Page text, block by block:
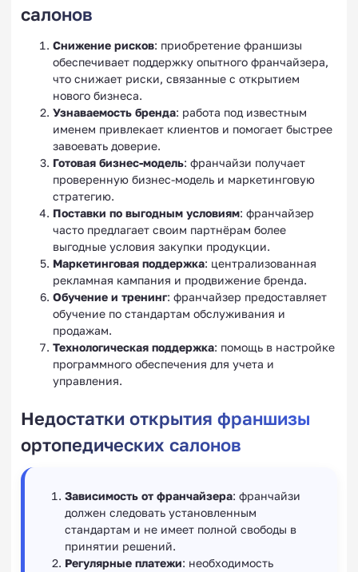
салонов
Снижение рисков: приобретение франшизы
обеспечивает поддержку опытного франчайзера,
что снижает риски, связанные с открытием
нового бизнеса.
Узнаваемость бренда: работа под известным
именем привлекает клиентов и помогает быстрее
завоевать доверие.
Готовая бизнес-модель: франчайзи получает
проверенную бизнес-модель и маркетинговую
стратегию.
Поставки по выгодным условиям: франчайзер
часто предлагает своим партнёрам более
выгодные условия закупки продукции.
Маркетинговая поддержка: централизованная
рекламная кампания и продвижение бренда.
Обучение и тренинг: франчайзер предоставляет
обучение по стандартам обслуживания и
продажам.
Технологическая поддержка: помощь в настройке
программного обеспечения для учета и
управления.
Недостатки открытия франшизы
ортопедических салонов
Зависимость от франчайзера: франчайзи
должен следовать установленным
стандартам и не имеет полной свободы в
принятии решений.
Регулярные платежи: необходимость